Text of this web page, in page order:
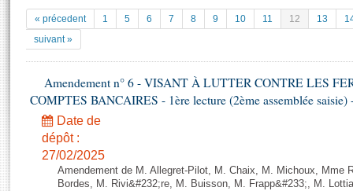
Documents parlementaires
Projets de loi
Propositions de loi
Amendements
Textes adoptés
Rapports d'information
Rapports d'enquête
Documents de référence
( Constitution | Règlement de l'Assemblée ... )
Histoire
Juniors
Anciennes législatures
Liens vers les sites publics
La Bibliothèque
Les archives
Photos libres de droit
« précedent 1 5 6 7 8 9 10 11 12 13
suivant »
Amendement n° 6 - VISANT À LUTTER CONTRE LES
COMPTES BANCAIRES - 1ère lecture (2ème assemblée saisie)
Date de
dépôt :
27/02/2025
Amendement de M. Allegret-Pilot, M. Chaix, M. Michoux, Mme
Bordes, M. Rivi&#232;re, M. Buisson, M. Frapp&#233;, M.